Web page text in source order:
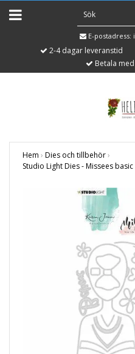
E-postadress:
2-4 dagar leveranstid
Betala
Hem › Dies och tillbehör›
Studio Light Dies - Missees basic